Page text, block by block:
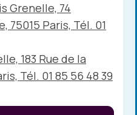
Grenelle, 74
75015 Paris, Tél. 01
183 Rue de la
Tél. 01 85 56 48 39